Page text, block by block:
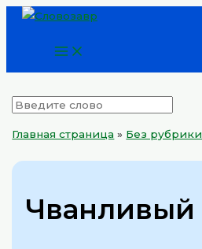
Перейти
содержимому
Main
Menu
Главная страница » Без рубрики
Чванливый